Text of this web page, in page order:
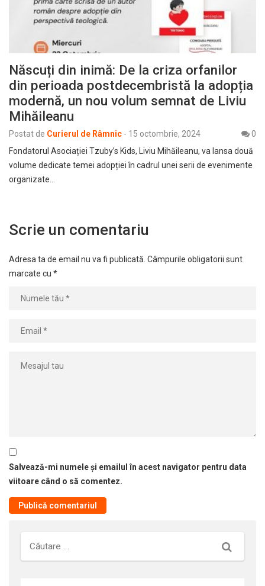
Născuți din inimă: De la criza orfanilor
din perioada postdecembristă la adopția
modernă, un nou volum semnat de Liviu
Mihăileanu
Postat de Curierul de Râmnic - 15 octombrie, 2024
0
Fondatorul Asociației Tzuby’s Kids, Liviu Mihăileanu, va lansa două
volume dedicate temei adopției în cadrul unei serii de evenimente
organizate…
Scrie un comentariu
Adresa ta de email nu va fi publicată. Câmpurile obligatorii sunt
marcate cu *
Salvează-mi numele și emailul în acest navigator pentru data
viitoare când o să comentez.
Căutare